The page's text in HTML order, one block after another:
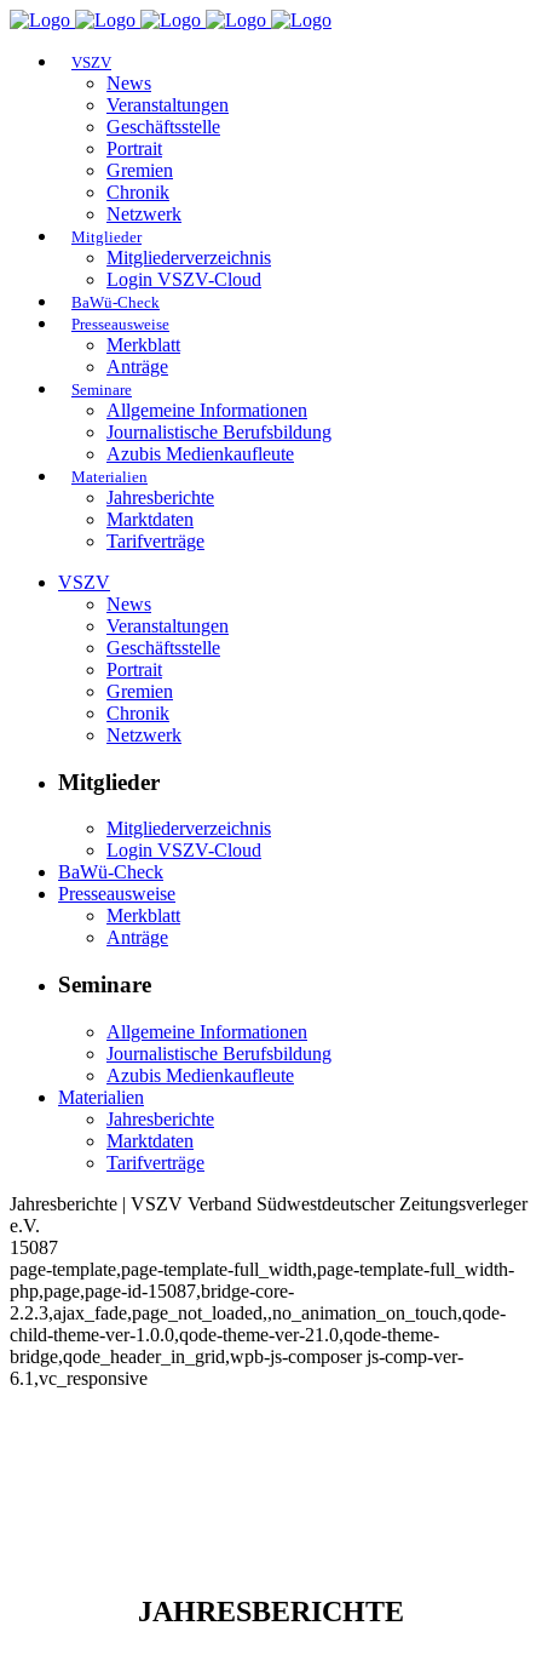
VSZV
News
Veranstaltungen
Geschäftsstelle
Portrait
Gremien
Chronik
Netzwerk
Mitglieder
Mitgliederverzeichnis
Login VSZV-Cloud
BaWü-Check
Presseausweise
Merkblatt
Anträge
Seminare
Allgemeine Informationen
Journalistische Berufsbildung
Azubis Medienkaufleute
Materialien
Jahresberichte
Marktdaten
Tarifverträge
VSZV
News
Veranstaltungen
Geschäftsstelle
Portrait
Gremien
Chronik
Netzwerk
Mitglieder
Mitgliederverzeichnis
Login VSZV-Cloud
BaWü-Check
Presseausweise
Merkblatt
Anträge
Seminare
Allgemeine Informationen
Journalistische Berufsbildung
Azubis Medienkaufleute
Materialien
Jahresberichte
Marktdaten
Tarifverträge
Jahresberichte | VSZV Verband Südwestdeutscher Zeitungsverleger
e.V.
15087
page-template,page-template-full_width,page-template-full_width-
php,page,page-id-15087,bridge-core-
2.2.3,ajax_fade,page_not_loaded,,no_animation_on_touch,qode-
child-theme-ver-1.0.0,qode-theme-ver-21.0,qode-theme-
bridge,qode_header_in_grid,wpb-js-composer js-comp-ver-
6.1,vc_responsive
JAHRESBERICHTE